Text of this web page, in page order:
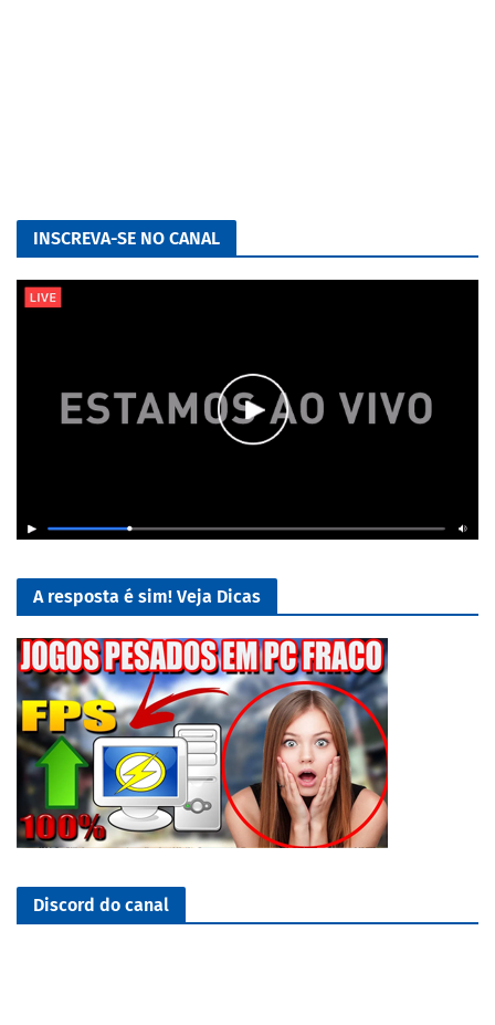
INSCREVA-SE NO CANAL
A resposta é sim! Veja Dicas
Discord do canal